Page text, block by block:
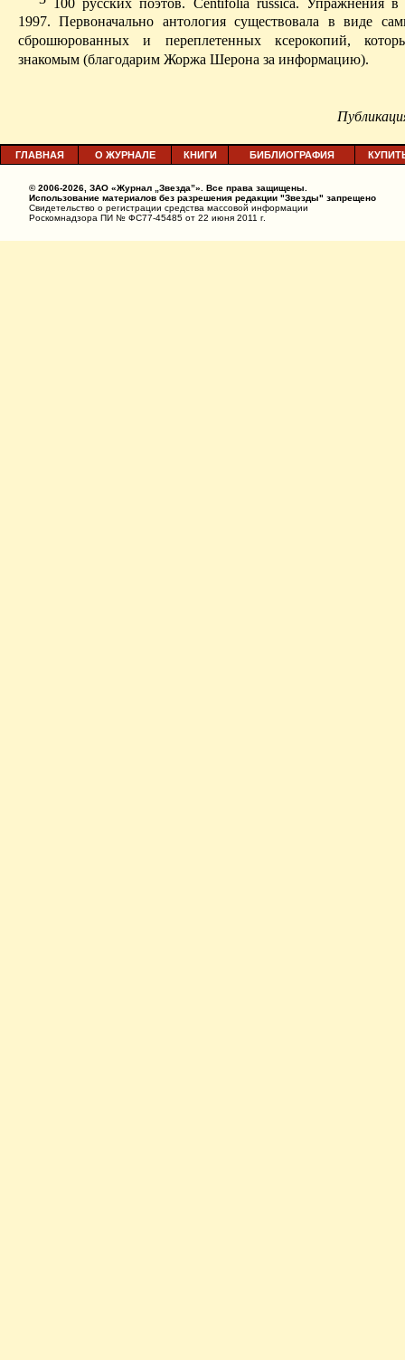
1997. Первоначально антология существовала в виде
сброшюрованных и переплетенных ксерокопий,
знакомым (благодарим Жоржа Шерона за информацию).
ГЛАВНАЯ О ЖУРНАЛЕ КНИГИ БИБЛИОГРАФИЯ
© 2006-2026, ЗАО «Журнал „Звезда”». Все права защищены.
Использование материалов без разрешения редакции "Звезды" запрещено
Свидетельство о регистрации средства массовой информации
Роскомнадзора ПИ № ФС77-45485 от 22 июня 2011 г.